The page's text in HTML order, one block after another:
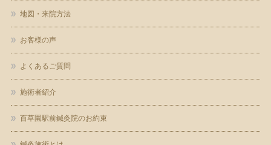
地図・来院方法
お客様の声
よくあるご質問
施術者紹介
百草園駅前鍼灸院のお約束